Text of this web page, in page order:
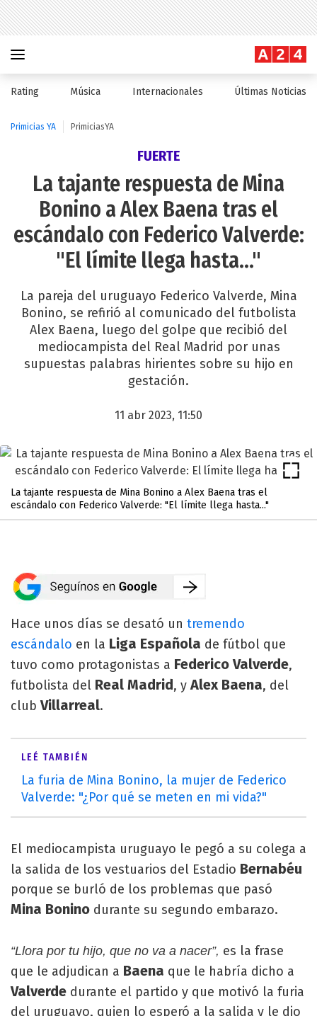
Rating Música Internacionales Últimas Noticias
Primicias YA PrimiciasYA
FUERTE
La tajante respuesta de Mina
Bonino a Alex Baena tras el
escándalo con Federico Valverde:
"El límite llega hasta..."
La pareja del uruguayo Federico Valverde, Mina
Bonino, se refirió al comunicado del futbolista
Alex Baena, luego del golpe que recibió del
mediocampista del Real Madrid por unas
supuestas palabras hirientes sobre su hijo en
gestación.
11 abr 2023, 11:50
La tajante respuesta de Mina Bonino a Alex Baena tras el
escándalo con Federico Valverde: "El límite llega hasta..."
Hace unos días se desató un tremendo
escándalo en la Liga Española de fútbol que
tuvo como protagonistas a Federico Valverde,
futbolista del Real Madrid, yAlex Baena, del
clubVillarreal.
LEÉ TAMBIÉN
La furia de Mina Bonino, la mujer de Federico
Valverde: "¿Por qué se meten en mi vida?"
El mediocampista uruguayo le pegó a su colega a
la salida de los vestuarios del Estadio Bernabéu
porque se burló de los problemas que pasó
Mina Bonino durante su segundo embarazo.
“Llora por tu hijo, que no va a nacer”, es la frase
que le adjudican a Baena que le habría dicho a
Valverde durante el partido y que motivó la furia
del uruguayo, quien lo esperó a la salida y le dio